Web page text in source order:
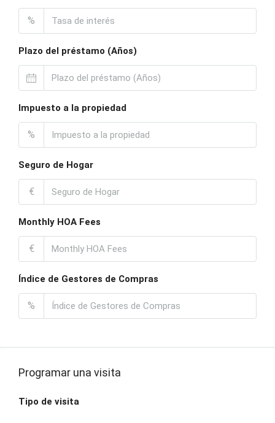
%
Plazo del préstamo (Años)
Impuesto a la propiedad
%
Seguro de Hogar
€
Monthly HOA Fees
€
Índice de Gestores de Compras
%
Programar una visita
Tipo de visita